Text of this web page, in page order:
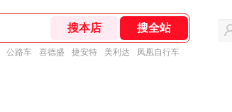
公路车 喜德盛 捷安特 美利达 凤凰自行车